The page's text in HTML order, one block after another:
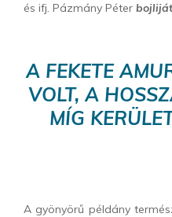
és ifj. Pázmány Péter bojliját
A FEKETE
VOLT, A
MÍG
A gyönyörű példány